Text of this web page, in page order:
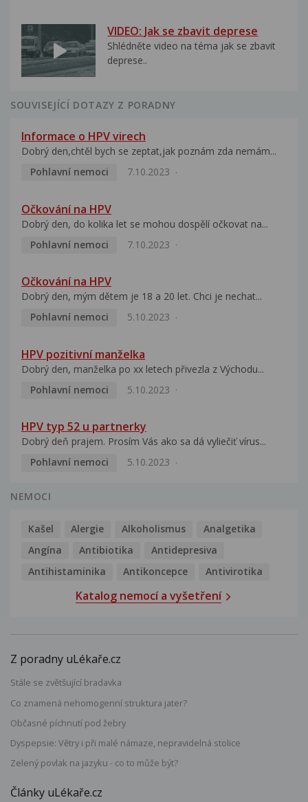
VIDEO: Jak se zbavit deprese
Shlédněte video na téma jak se zbavit
deprese..
SOUVISEJÍCÍ DOTAZY Z PORADNY
Informace o HPV virech
Dobrý den,chtěl bych se zeptat,jak poznám zda nemám...
Pohlavní nemoci
7.10.2023
Očkování na HPV
Dobrý den, do kolika let se mohou dospělí očkovat na...
Pohlavní nemoci
7.10.2023
Očkování na HPV
Dobrý den, mým dětem je 18 a 20 let. Chci je nechat...
Pohlavní nemoci
5.10.2023
HPV pozitivní manželka
Dobrý den, manželka po xx letech přivezla z Východu...
Pohlavní nemoci
5.10.2023
HPV typ 52 u partnerky
Dobrý deň prajem. Prosím Vás ako sa dá vyliečiť vírus...
Pohlavní nemoci
5.10.2023
NEMOCI
Kašel Alergie Alkoholismus
Analgetika
Angína
Antibiotika
Antidepresiva
Antihistaminika
Antikoncepce Antivirotika
Katalog nemocí a vyšetření
Z poradny uLékaře.cz
Stále se zvětšující bradavka
Co znamená nehomogenní struktura jater?
Občasné píchnutí pod žebry
Dyspepsie: Větry i při malé námaze, nepravidelná stolice
Zelený povlak na jazyku - co to může být?
Články uLékaře.cz